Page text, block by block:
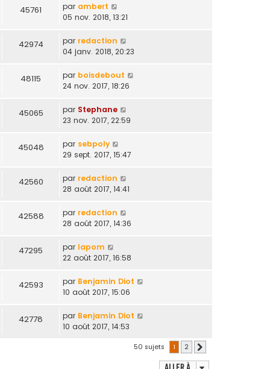
45761 par ambert
05 nov. 2018, 13:21
42974 par redaction
04 janv. 2018, 20:23
48115 par boisdebout
24 nov. 2017, 18:26
45065 par Stephane
23 nov. 2017, 22:59
45048 par sebpoly
29 sept. 2017, 15:47
42560 par redaction
28 août 2017, 14:41
42588 par redaction
28 août 2017, 14:36
47295 par lapom
22 août 2017, 16:58
42593 par Benjamin Diot
10 août 2017, 15:06
42778 par Benjamin Diot
10 août 2017, 14:53
50 sujets 1 2